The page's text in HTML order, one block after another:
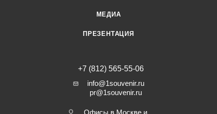
МЕДИА
ПРЕЗЕНТАЦИЯ
+7 (812) 565-55-06
info@1souvenir.ru
pr@1souvenir.ru
Офисы в Москве и